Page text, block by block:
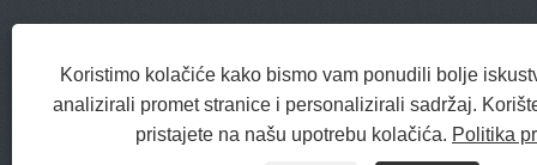
Copyright © 2022 Jinlida
Koristimo kolačiće kako bismo vam ponudili bolje
analizirali promet stranice i personalizirali sadržaj.
pristajete na našu upotrebu kolačića. Politika